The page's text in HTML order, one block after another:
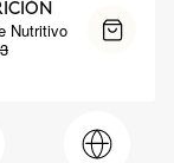
Nutritivo